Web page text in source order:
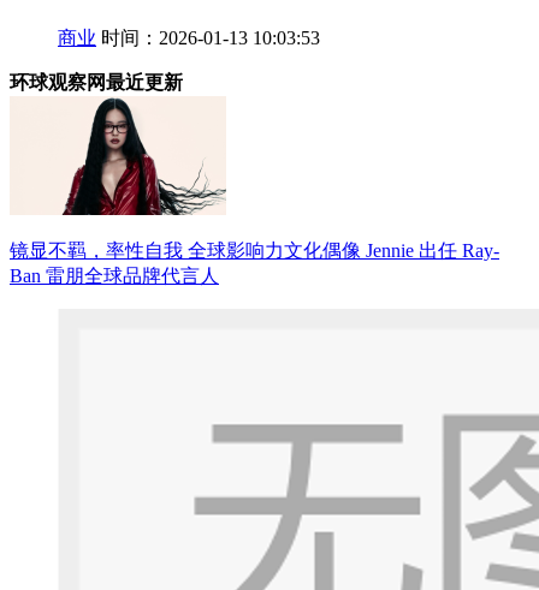
商业 时间：2026-01-13 10:03:53
环球观察网最近更新
镜显不羁，率性自我 全球影响力文化偶像 Jennie 出任 Ray-
Ban 雷朋全球品牌代言人